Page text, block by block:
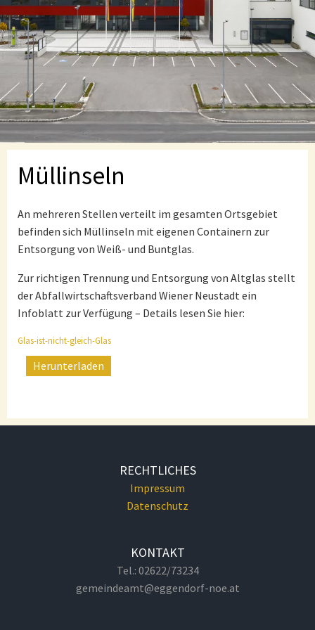
Müllinseln
An mehreren Stellen verteilt im gesamten Ortsgebiet
befinden sich Müllinseln mit eigenen Containern zur
Entsorgung von Weiß- und Buntglas.
Zur richtigen Trennung und Entsorgung von Altglas stellt
der Abfallwirtschaftsverband Wiener Neustadt ein
Infoblatt zur Verfügung – Details lesen Sie hier:
Glas-ist-nicht-gleich-Glas
Herunterladen
RECHTLICHES
Impressum
Datenschutz
KONTAKT
Tel.: 02622/73234
gemeindeamt@eggendorf-noe.at